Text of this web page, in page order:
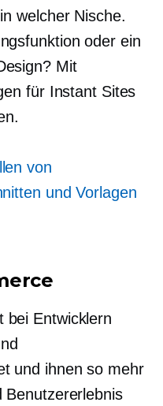
welcher Nische.
oder ein
Mit
für Instant Sites
von
und Vorlagen
bei Entwicklern
und ihnen so mehr
Benutzererlebnis